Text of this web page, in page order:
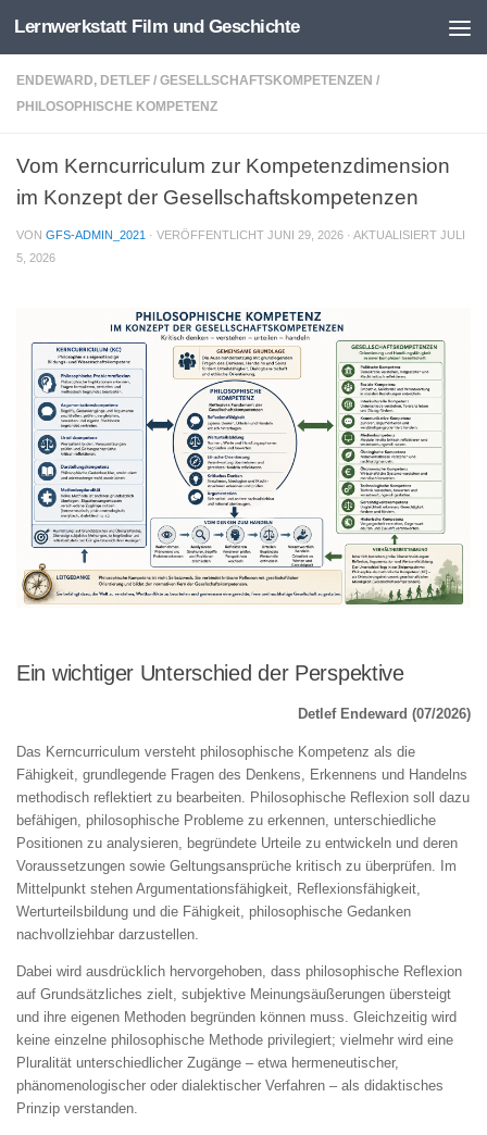
Zum Inhalt springen
Lernwerkstatt Film und Geschichte
ENDEWARD, DETLEF / GESELLSCHAFTSKOMPETENZEN /
PHILOSOPHISCHE KOMPETENZ
Vom Kerncurriculum zur Kompetenzdimension
im Konzept der Gesellschaftskompetenzen
VON GFS-ADMIN_2021 · VERÖFFENTLICHT JUNI 29, 2026 · AKTUALISIERT JULI
5, 2026
Ein wichtiger Unterschied der Perspektive
Detlef Endeward (07/2026)
Das Kerncurriculum versteht philosophische Kompetenz als die
Fähigkeit, grundlegende Fragen des Denkens, Erkennens und Handelns
methodisch reflektiert zu bearbeiten. Philosophische Reflexion soll dazu
befähigen, philosophische Probleme zu erkennen, unterschiedliche
Positionen zu analysieren, begründete Urteile zu entwickeln und deren
Voraussetzungen sowie Geltungsansprüche kritisch zu überprüfen. Im
Mittelpunkt stehen Argumentationsfähigkeit, Reflexionsfähigkeit,
Werturteilsbildung und die Fähigkeit, philosophische Gedanken
nachvollziehbar darzustellen.
Dabei wird ausdrücklich hervorgehoben, dass philosophische Reflexion
auf Grundsätzliches zielt, subjektive Meinungsäußerungen übersteigt
und ihre eigenen Methoden begründen können muss. Gleichzeitig wird
keine einzelne philosophische Methode privilegiert; vielmehr wird eine
Pluralität unterschiedlicher Zugänge – etwa hermeneutischer,
phänomenologischer oder dialektischer Verfahren – als didaktisches
Prinzip verstanden.